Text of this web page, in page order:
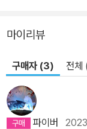
마이리뷰
구매자 (3) 전체
파이버